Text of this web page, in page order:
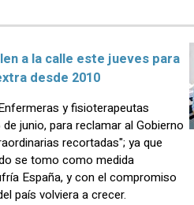
a la calle este jueves para
desde 2010
y fisioterapeutas
junio, para reclamar al Gobierno
recortadas"; ya que
se tomo como medida
España, y con el compromiso
país volviera a crecer.